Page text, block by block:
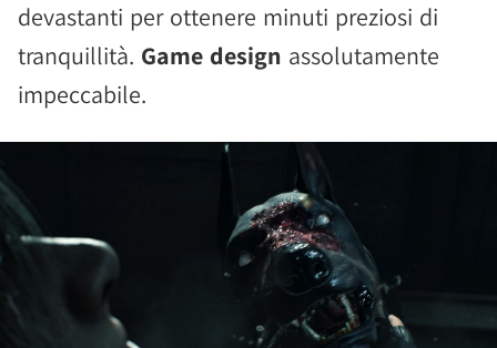
devastanti per ottenere minuti preziosi di
tranquillità. Game design assolutamente
impeccabile.